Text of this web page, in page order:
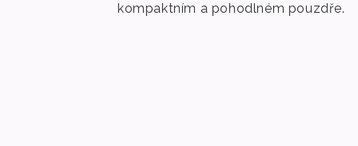
kompaktním a pohodlném pouzdře.